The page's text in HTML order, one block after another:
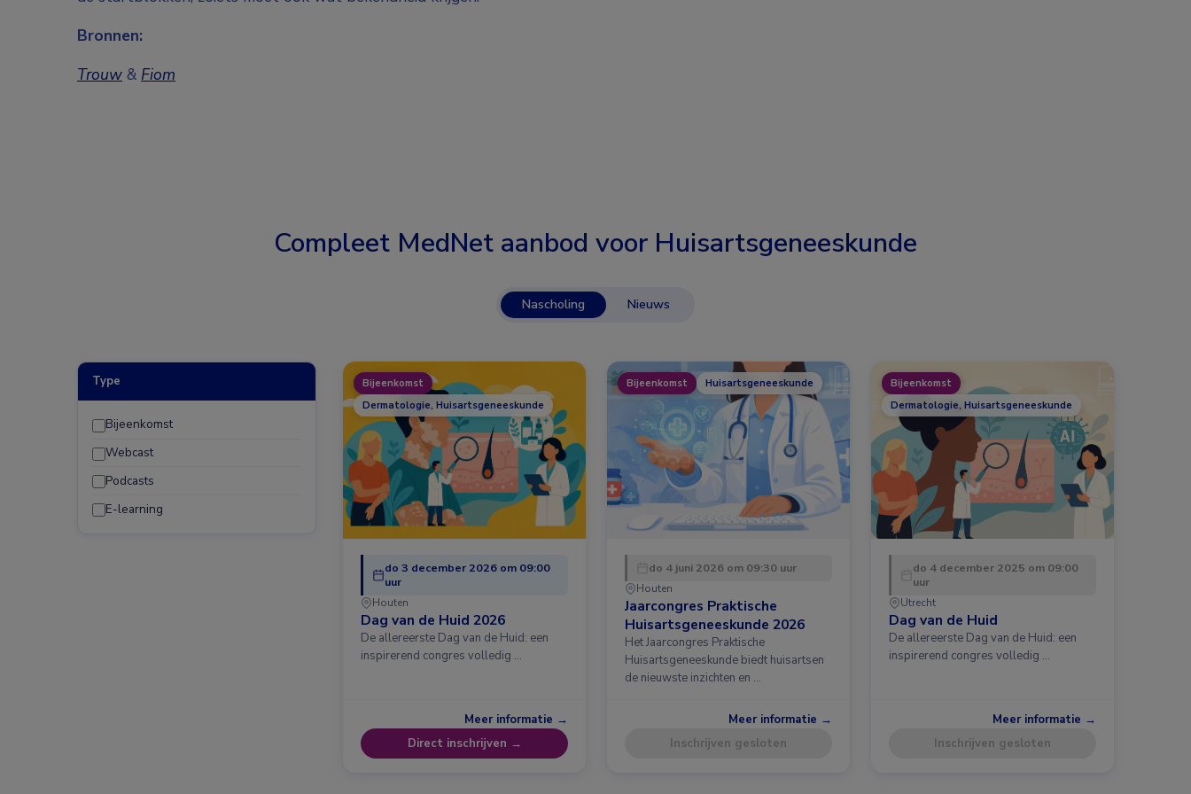
Bronnen:
Trouw & Fiom
Compleet MedNet aanbod voor Huisartsgeneeskunde
Nascholing Nieuws
Type
Bijeenkomst
Webcast
Podcasts
E-learning
Bijeenkomst
Dermatologie, Huisartsgeneeskunde
do 3 december 2026 om 09:00
uur
Houten
Dag van de Huid 2026
De allereerste Dag van de Huid: een
inspirerend congres volledig …
Meer informatie →
Direct inschrijven →
Bijeenkomst Huisartsgeneeskunde
do 4 juni 2026 om 09:30 uur
Houten
Jaarcongres Praktische
Huisartsgeneeskunde 2026
Het Jaarcongres Praktische
Huisartsgeneeskunde biedt huisartsen
de nieuwste inzichten en …
Meer informatie →
Inschrijven gesloten
Bijeenkomst
Dermatologie, Huisartsgeneeskunde
do 4 december 2025 om 09:00
uur
Utrecht
Dag van de Huid
De allereerste Dag van de Huid: een
inspirerend congres volledig …
Meer informatie →
Inschrijven gesloten